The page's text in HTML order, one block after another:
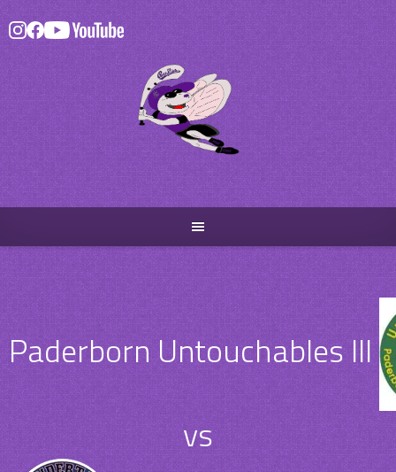
Skip
to
content
Paderborn Untouchables III
vs